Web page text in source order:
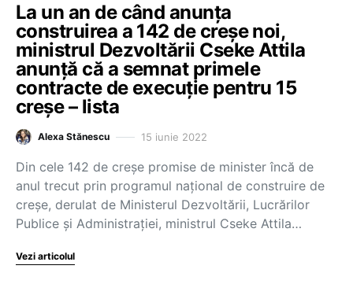
La un an de când anunța
construirea a 142 de creșe noi,
ministrul Dezvoltării Cseke Attila
anunță că a semnat primele
contracte de execuție pentru 15
creșe – lista
Alexa Stănescu 15 iunie 2022
Din cele 142 de creșe promise de minister încă de
anul trecut prin programul naţional de construire de
creşe, derulat de Ministerul Dezvoltării, Lucrărilor
Publice şi Administraţiei, ministrul Cseke Attila…
Vezi articolul